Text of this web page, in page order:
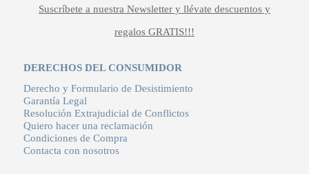
Suscríbete a nuestra Newsletter y llévate descuentos y
regalos GRATIS!!!
DERECHOS DEL CONSUMIDOR
Derecho y Formulario de Desistimiento
Garantía Legal
Resolución Extrajudicial de Conflictos
Quiero hacer una reclamación
Condiciones de Compra
Contacta con nosotros